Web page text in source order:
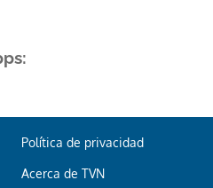
Política de privacidad
Acerca de TVN